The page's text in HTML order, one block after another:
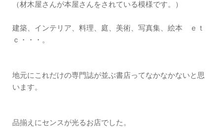
（材木屋さんが本屋さんをされている模様です。）
建築、インテリア、料理、庭、美術、写真集、絵本 ｅｔ
ｃ・・・。
地元にこれだけの専門誌が並ぶ書店ってなかなかないと思
います。
品揃えにセンスが光るお店でした。